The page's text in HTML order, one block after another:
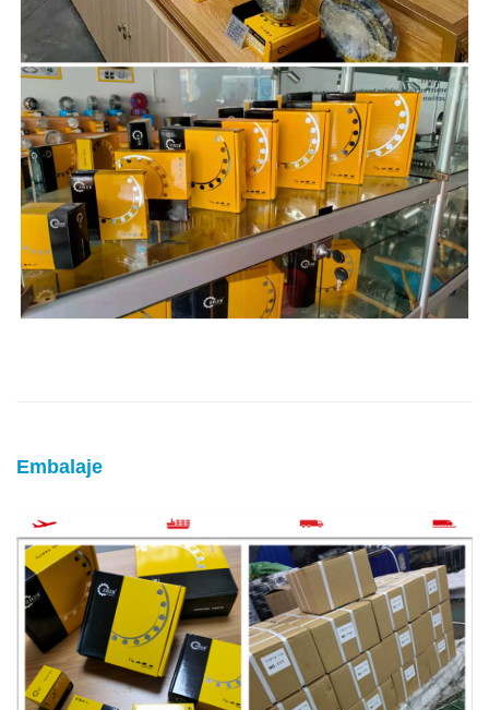
Embalaje